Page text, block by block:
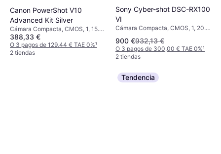
Canon PowerShot V10
Advanced Kit Silver
Cámara Compacta, CMOS, 1, 15.2
MP, Face Detection, Continuous
Drive, 211g
388,33 €
O 3 pagos de 129,44 € TAE 0%¹
2 tiendas
Sony Cyber-shot DSC-RX100
VI
Cámara Compacta, CMOS, 1, 20.1
Detection, 301g
900 €932,13 €
O 3 pagos de 300,00 € TAE 0%¹
2 tiendas
Tendencia